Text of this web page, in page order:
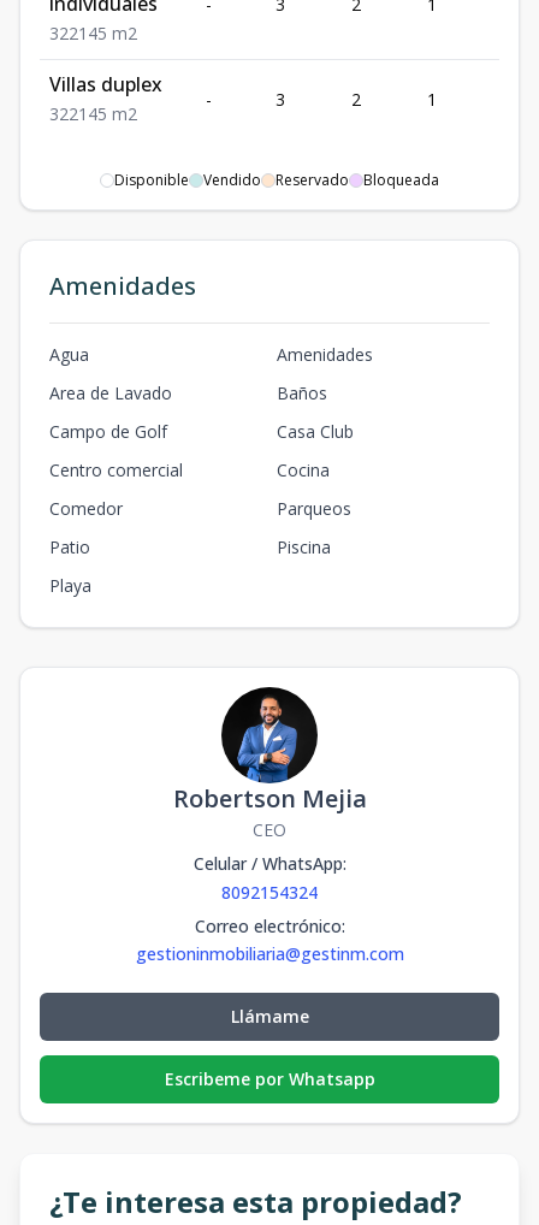
322145 m2
Villas duplex
322145 m2
- 3 2 1
Disponible Vendido Reservado Bloqueada
Amenidades
Agua
Amenidades
Area de Lavado
Baños
Campo de Golf
Casa Club
Centro comercial
Cocina
Comedor
Parqueos
Patio
Piscina
Playa
Robertson Mejia
CEO
Celular / WhatsApp:
8092154324
Correo electrónico:
gestioninmobiliaria@gestinm.com
Llámame
Escribeme por Whatsapp
¿Te interesa esta propiedad?